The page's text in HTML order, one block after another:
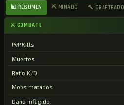
📊 RESUMEN ⛏ MINADO 🔨 CRAFTEADO
⚔ COMBATE
PvP Kills
Muertes
Ratio K/D
Mobs matados
Daño infligido